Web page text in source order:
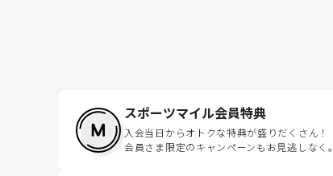
スポーツマイル会員特典
入会当日からオトクな特典が盛りだくさん！
会員さま限定のキャンペーンもお見逃しなく。